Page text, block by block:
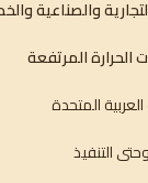
والصناعية
الحرارة المرتفعة
المتحدة
التنفيذ